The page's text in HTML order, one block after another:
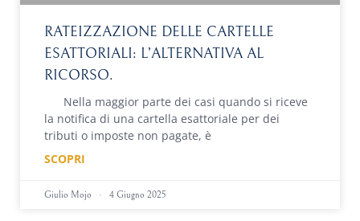
RATEIZZAZIONE DELLE CARTELLE
ESATTORIALI: L’ALTERNATIVA AL
RICORSO.
Nella maggior parte dei casi quando si riceve
la notifica di una cartella esattoriale per dei
tributi o imposte non pagate, è
SCOPRI
Giulio Mojo 4 Giugno 2025